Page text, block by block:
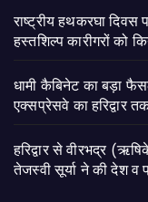
राष्ट्रीय हथकरघा दिवस
हस्तशिल्प कारीगरों को
​धामी कैबिनेट का बड़ा
एक्सप्रेसवे का हरिद्वार तक
​हरिद्वार से वीरभद्र
तेजस्वी सूर्या ने की देश व